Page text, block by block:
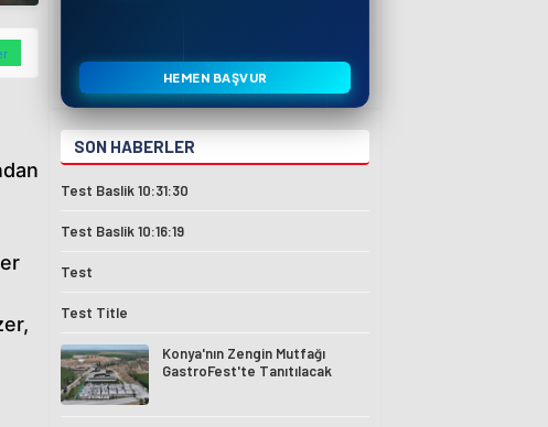
HEMEN BAŞVUR
SON HABERLER
Test Baslik 10:31:30
Test Baslik 10:16:19
Test
Test Title
Konya'nın Zengin Mutfağı
GastroFest'te Tanıtılacak